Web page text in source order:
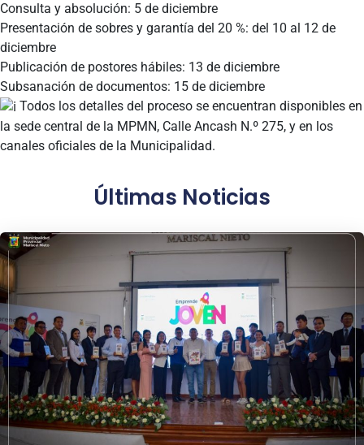
Consulta y absolución: 5 de diciembre
Presentación de sobres y garantía del 20 %: del 10 al 12 de
diciembre
Publicación de postores hábiles: 13 de diciembre
Subsanación de documentos: 15 de diciembre
Todos los detalles del proceso se encuentran disponibles en
la sede central de la MPMN, Calle Ancash N.º 275, y en los
canales oficiales de la Municipalidad.
Últimas Noticias